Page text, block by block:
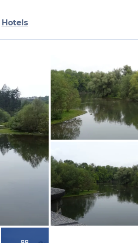
Hotels
Bild melden
von Claudia